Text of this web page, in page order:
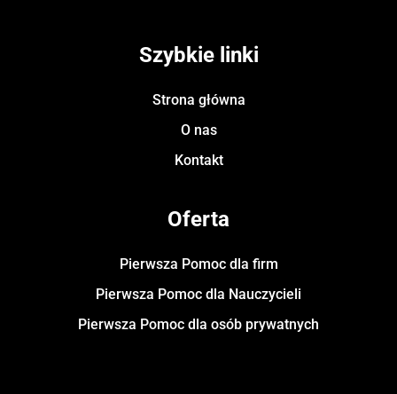
Szybkie linki
Strona główna
O nas
Kontakt
Oferta
Pierwsza Pomoc dla firm
Pierwsza Pomoc dla Nauczycieli
Pierwsza Pomoc dla osób prywatnych